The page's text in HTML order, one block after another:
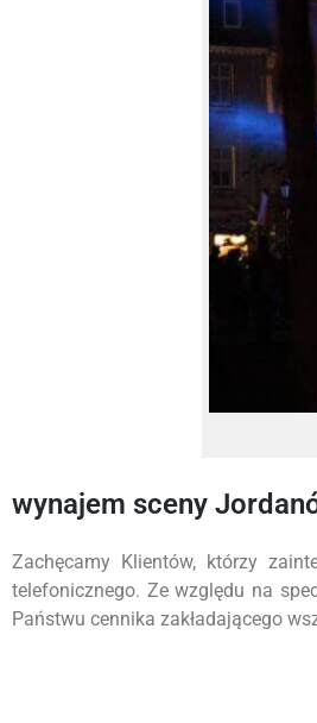
wynajem sceny
Zachęcamy Klientów, którzy
telefonicznego. Ze względu na
Państwu cennika zakładającego